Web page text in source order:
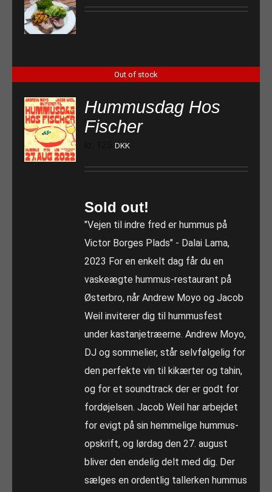
Out of stock
Hummusdag Hos
Fischer
DKK
Sold out!
"Vejen til indre fred er hummus på
Victor Borges Plads" - Dalai Lama,
2023 For en enkelt dag får du en
vaskeægte hummus-restaurant på
Østerbro, når Andrew Moyo og Jacob
Weil inviterer dig til hummusfest
under kastanjetræerne. Andrew Moyo,
DJ og sommelier, står selvfølgelig for
den perfekte vin til kikærter og tahin,
og for et soundtrack der er godt for
fordøjelsen. Jacob Weil har arbejdet
for evigt på sin hemmelige hummus-
opskrift, og lørdag den 27. august
bliver den endelig delt med dig. Der
sælges en ordentlig tallerken hummus